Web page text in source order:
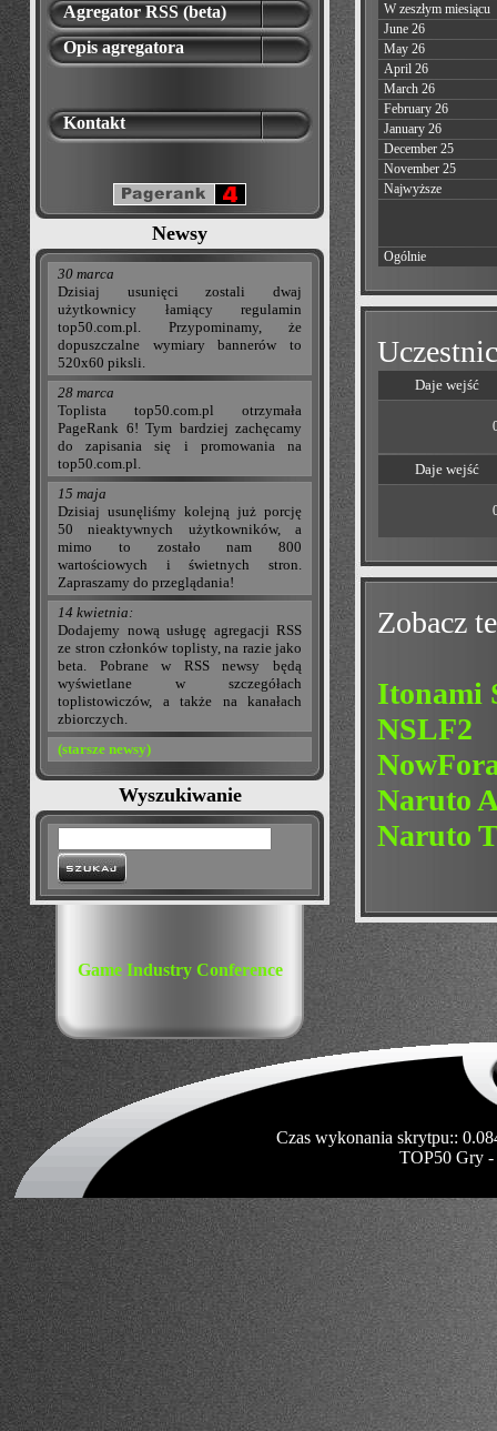
Agregator RSS (beta)
Opis agregatora
Kontakt
Newsy
30 marca
Dzisiaj usunięci zostali dwaj
użytkownicy łamiący regulamin
top50.com.pl. Przypominamy, że
dopuszczalne wymiary bannerów to
520x60 piksli.
28 marca
Toplista top50.com.pl otrzymała
PageRank 6! Tym bardziej zachęcamy
do zapisania się i promowania na
top50.com.pl.
15 maja
Dzisiaj usunęliśmy kolejną już porcję
50 nieaktywnych użytkowników, a
mimo to zostało nam 800
wartościowych i świetnych stron.
Zapraszamy do przeglądania!
14 kwietnia:
Dodajemy nową usługę agregacji RSS
ze stron członków toplisty, na razie jako
beta. Pobrane w RSS newsy będą
wyświetlane w szczegółach
toplistowiczów, a także na kanałach
zbiorczych.
(starsze newsy)
Wyszukiwanie
Game Industry Conference
W zeszłym miesiącu
June 26
May 26
April 26
March 26
February 26
January 26
December 25
November 25
Najwyższe
Ogólnie
Daje wejść
Daje wejść
Zobacz
Itonami
NSLF2
Naruto
Naruto
Czas wykonania skrytpu::
TOP50 Gry